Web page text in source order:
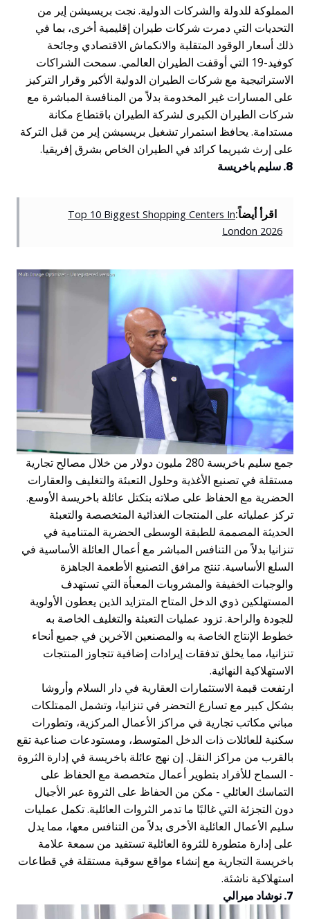
المملوكة للدولة والشركات الدولية. نجت بريسيشن إير من
التحديات التي دمرت شركات طيران إقليمية أخرى، بما في
ذلك أسعار الوقود المتقلبة والانكماش الاقتصادي وجائحة
كوفيد-19 التي أوقفت الطيران العالمي. سمحت الشراكات
الاستراتيجية مع شركات الطيران الدولية الأكبر وقرار التركيز
على المسارات غير المخدومة بدلاً من المنافسة المباشرة مع
شركات الطيران الكبرى لشركة الطيران باقتطاع مكانة
مستدامة. يحافظ استمرار تشغيل بريسيشن إير من قبل التركة
على إرث شيريما كرائد في الطيران الخاص بشرق إفريقيا.
اقرأ أيضاً:Top 10 Biggest Shopping Centers In
London 2026
جمع سليم باخريسة 280 مليون دولار من خلال مصالح تجارية
مستقلة في تصنيع الأغذية وحلول التعبئة والتغليف والعقارات
الحضرية مع الحفاظ على صلاته بتكتل عائلة باخريسة الأوسع.
تركز عملياته على المنتجات الغذائية المتخصصة والتعبئة
الحديثة المصممة للطبقة الوسطى الحضرية المتنامية في
تنزانيا بدلاً من التنافس المباشر مع أعمال العائلة الأساسية في
السلع الأساسية. تنتج مرافق التصنيع الأطعمة الجاهزة
والوجبات الخفيفة والمشروبات المعبأة التي تستهدف
المستهلكين ذوي الدخل المتاح المتزايد الذين يعطون الأولوية
للجودة والراحة. تزود عمليات التعبئة والتغليف الخاصة به
خطوط الإنتاج الخاصة به والمصنعين الآخرين في جميع أنحاء
تنزانيا، مما يخلق تدفقات إيرادات إضافية تتجاوز المنتجات
الاستهلاكية النهائية.
ارتفعت قيمة الاستثمارات العقارية في دار السلام وأروشا
بشكل كبير مع تسارع التحضر في تنزانيا، وتشمل الممتلكات
مباني مكاتب تجارية في مراكز الأعمال المركزية، وتطورات
سكنية للعائلات ذات الدخل المتوسط، ومستودعات صناعية تقع
بالقرب من مراكز النقل. إن نهج عائلة باخريسة في إدارة الثروة
- السماح للأفراد بتطوير أعمال متخصصة مع الحفاظ على
التماسك العائلي - مكن من الحفاظ على الثروة عبر الأجيال
دون التجزئة التي غالبًا ما تدمر الثروات العائلية. تكمل عمليات
سليم الأعمال العائلية الأخرى بدلاً من التنافس معها، مما يدل
على إدارة متطورة للثروة العائلية تستفيد من سمعة علامة
باخريسة التجارية مع إنشاء مواقع سوقية مستقلة في قطاعات
استهلاكية ناشئة.